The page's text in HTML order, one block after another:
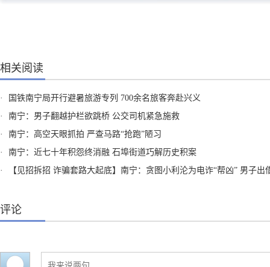
相关阅读
·
国铁南宁局开行避暑旅游专列 700余名旅客奔赴兴义
·
南宁：男子翻越护栏欲跳桥 公交司机紧急施救
·
南宁：高空天眼抓拍 严查马路“抢跑”陋习
·
南宁：近七十年积怨终消融 石埠街道巧解历史积案
·
【见招拆招 诈骗套路大起底】南宁：贪图小利沦为电诈“帮凶” 男子出借“两卡”获刑
评论